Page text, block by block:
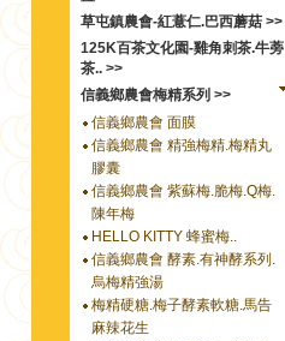
草屯鎮農會-紅薏仁.巴西蘑菇 >>
125K百茶文化園-雞角刺茶.牛蒡
茶.. >>
信義鄉農會梅精系列 >>
信義鄉農會 面膜
信義鄉農會 精強梅精.梅精丸
膠囊
信義鄉農會 紫蘇梅.脆梅.Q梅.
陳年梅
HELLO KITTY 蜂蜜梅..
信義鄉農會 酵素.有神酵系列.
烏梅精強湯
梅精硬糖.梅子酵素軟糖.馬告
麻辣花生